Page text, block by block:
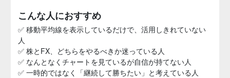
こんな人におすすめ
✅ 移動平均線を表示しているだけで、活用しきれていない
人
✅ 株とFX、どちらをやるべきか迷っている人
✅ なんとなくチャートを見ているが自信が持てない人
✅ 一時的ではなく「継続して勝ちたい」と考えている人